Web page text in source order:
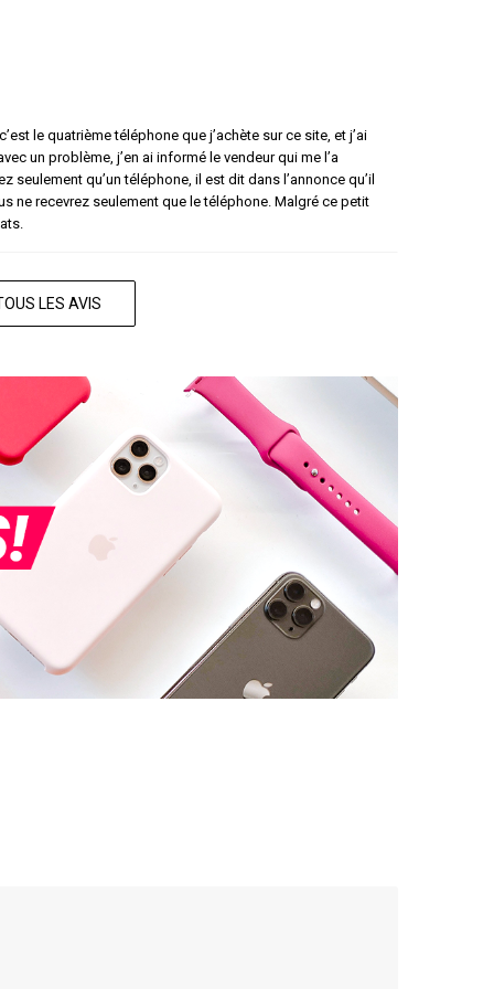
le quatrième téléphone que j’achète sur ce site, et j’ai
un problème, j’en ai informé le vendeur qui me l’a
qu’un téléphone, il est dit dans l’annonce qu’il
ne recevrez seulement que le téléphone. Malgré ce petit
LES AVIS